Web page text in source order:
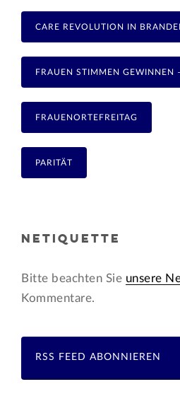
CARE REVOLUTION IN
FRAUEN STIMMEN GEWINNEN
FRAUENORTEFREITAG
PARITÄT
NETIQUETTE
Bitte beachten Sie unsere
Kommentare.
RSS FEED ABONNIEREN